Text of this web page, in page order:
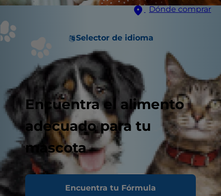
Dónde comprar
Selector de idioma
Encuentra el alimento
adecuado para tu
mascota
Encuentra tu Fórmula
¿Has notado que tu gato tiene piel seca y